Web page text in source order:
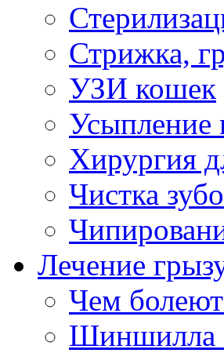
Стрижка,
УЗИ кошек
Усыпление
Хирургия
Чистка
Лечение
Чем
Шиншилла